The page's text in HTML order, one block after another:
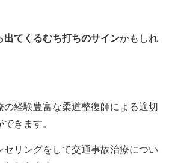
出てくるむち打ちのサインかもしれ
の経験豊富な柔道整復師による適切
きます。
セリングをして交通事故治療につい